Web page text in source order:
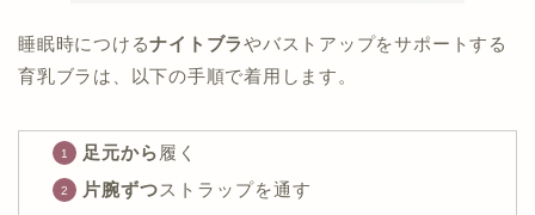
睡眠時につけるナイトブラやバストアップをサポートする
育乳ブラは、以下の手順で着用します。
足元から 履く
片腕ずつストラップを通す